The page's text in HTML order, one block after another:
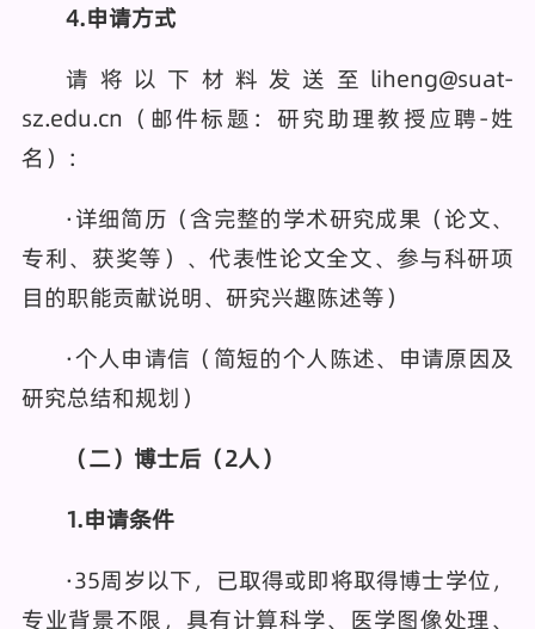
4.申请方式
请将以下材料发送至liheng@suat-
sz.edu.cn（邮件标题：研究助理教授应聘-姓
名）：
·详细简历（含完整的学术研究成果（论文、
专利、获奖等）、代表性论文全文、参与科研项
目的职能贡献说明、研究兴趣陈述等）
·个人申请信（简短的个人陈述、申请原因及
研究总结和规划）
（二） 博士后 （2人）
1.申请条件
·35周岁以下，已取得或即将取得博士学位，
专业背景不限，具有计算科学、医学图像处理、